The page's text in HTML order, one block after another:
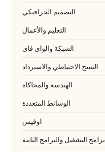
التصميم الجرافيكي
التعليم والأعمال
الشبكة والواي فاي
النسخ الاحتياطي والاسترداد
الهندسة والمحاكاة
الوسائط المتعددة
اوفيس
برامج التشغيل والبرامج الثابتة